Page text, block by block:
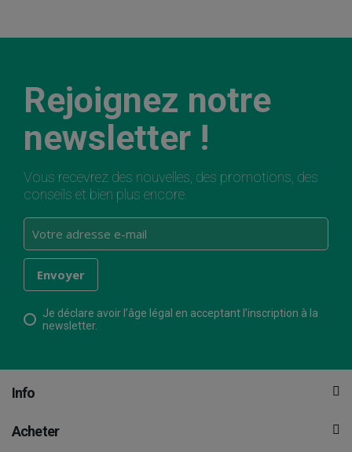
Rejoignez notre
newsletter !
Vous recevrez des nouvelles, des promotions, des
conseils et bien plus encore.
Je déclare avoir l’âge légal en acceptant l’inscription à la
newsletter.
Info
Acheter